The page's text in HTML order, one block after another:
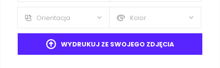
Orientacja Kolor
WYDRUKUJ ZE SWOJEGO ZDJĘCIA